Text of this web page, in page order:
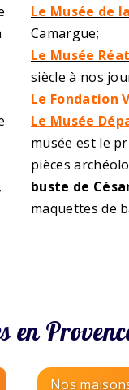
Le Musée de
Camargue;
Le Musée
siècle à nos
Le Fondation
Le Musée
musée est le
pièces
buste de
maquettes de
en
Nos